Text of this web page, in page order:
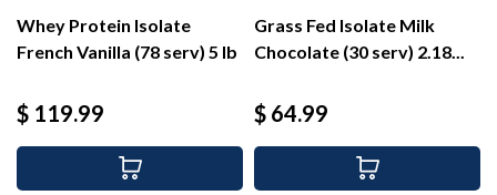
Whey Protein Isolate
French Vanilla (78 serv) 5 lb
Precio
$ 119.99
Grass Fed Isolate Milk
Chocolate (30 serv) 2.18...
Precio
$ 64.99